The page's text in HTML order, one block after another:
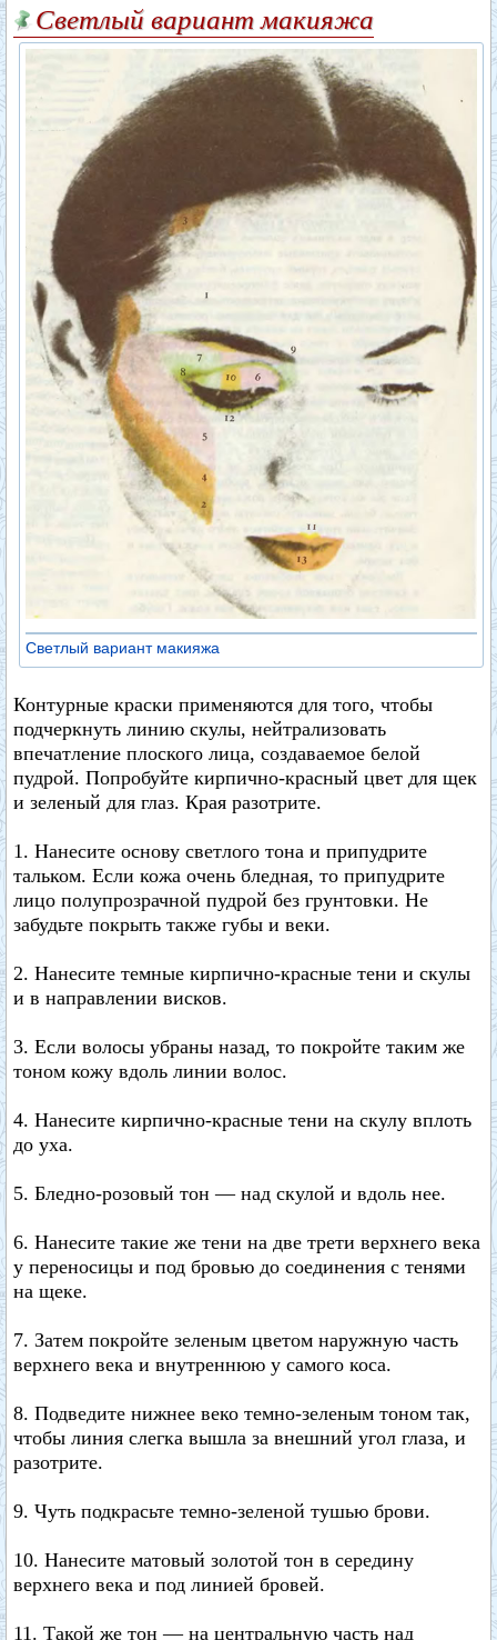
Светлый вариант макияжа
Светлый вариант макияжа
Контурные краски применяются для того, чтобы
подчеркнуть линию скулы, нейтрализовать
впечатление плоского лица, создаваемое белой
пудрой. Попробуйте кирпично-красный цвет для щек
и зеленый для глаз. Края разотрите.
1. Нанесите основу светлого тона и припудрите
тальком. Если кожа очень бледная, то припудрите
лицо полупрозрачной пудрой без грунтовки. Не
забудьте покрыть также губы и веки.
2. Нанесите темные кирпично-красные тени и скулы
и в направлении висков.
3. Если волосы убраны назад, то покройте таким же
тоном кожу вдоль линии волос.
4. Нанесите кирпично-красные тени на скулу вплоть
до уха.
5. Бледно-розовый тон — над скулой и вдоль нее.
6. Нанесите такие же тени на две трети верхнего века
у переносицы и под бровью до соединения с тенями
на щеке.
7. Затем покройте зеленым цветом наружную часть
верхнего века и внутреннюю у самого коса.
8. Подведите нижнее веко темно-зеленым тоном так,
чтобы линия слегка вышла за внешний угол глаза, и
разотрите.
9. Чуть подкрасьте темно-зеленой тушью брови.
10. Нанесите матовый золотой тон в середину
верхнего века и под линией бровей.
11. Такой же тон — на центральную часть над